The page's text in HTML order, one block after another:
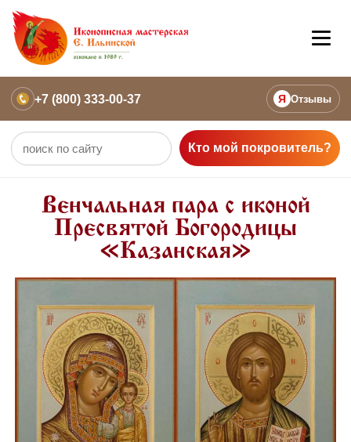
+7 (800) 333-00-37 Я Отзывы
Кто мой покровитель?
Венчальная пара с иконой
Пресвятой Богородицы
«Казанская»